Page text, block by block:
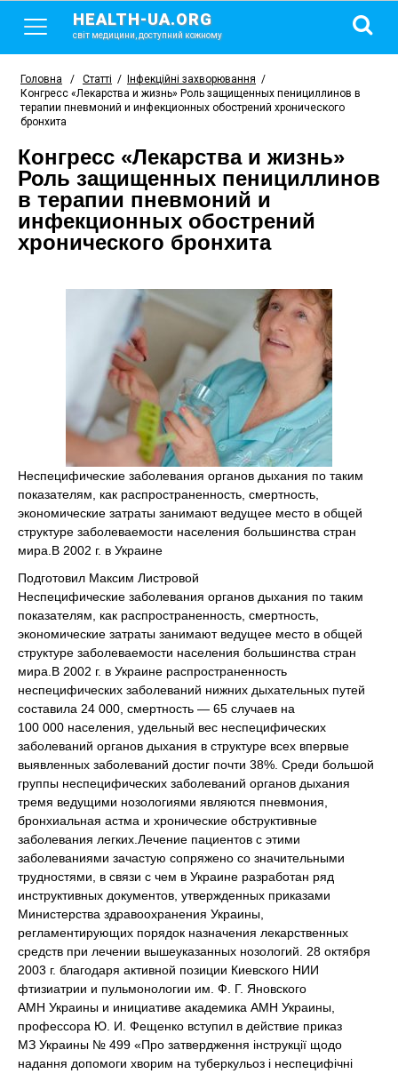
HEALTH-UA.ORG
світ медицини, доступний кожному
Головна / Статті / Інфекційні захворювання /
Конгресс «Лекарства и жизнь» Роль защищенных пенициллинов в
терапии пневмоний и инфекционных обострений хронического
бронхита
Конгресс «Лекарства и жизнь»
Роль защищенных пенициллинов
в терапии пневмоний и
инфекционных обострений
хронического бронхита
Неспецифические заболевания органов дыхания по таким
показателям, как распространенность, смертность,
экономические затраты занимают ведущее место в общей
структуре заболеваемости населения большинства стран
мира.В 2002 г. в Украине
Подготовил Максим Листровой
Неспецифические заболевания органов дыхания по таким
показателям, как распространенность, смертность,
экономические затраты занимают ведущее место в общей
структуре заболеваемости населения большинства стран
мира.В 2002 г. в Украине распространенность
неспецифических заболеваний нижних дыхательных путей
составила 24 000, смертность — 65 случаев на
100 000 населения, удельный вес неспецифических
заболеваний органов дыхания в структуре всех впервые
выявленных заболеваний достиг почти 38%. Среди большой
группы неспецифических заболеваний органов дыхания
тремя ведущими нозологиями являются пневмония,
бронхиальная астма и хронические обструктивные
заболевания легких.Лечение пациентов с этими
заболеваниями зачастую сопряжено со значительными
трудностями, в связи с чем в Украине разработан ряд
инструктивных документов, утвержденных приказами
Министерства здравоохранения Украины,
регламентирующих порядок назначения лекарственных
средств при лечении вышеуказанных нозологий. 28 октября
2003 г. благодаря активной позиции Киевского НИИ
фтизиатрии и пульмонологии им. Ф. Г. Яновского
АМН Украины и инициативе академика АМН Украины,
профессора Ю. И. Фещенко вступил в действие приказ
МЗ Украины № 499 «Про затвердження інструкції щодо
надання допомоги хворим на туберкульоз і неспецифічні